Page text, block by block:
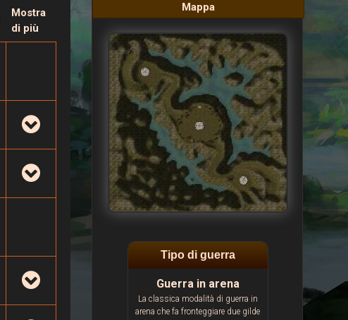
Mostra
di più
Mappa
Tipo di guerra
Guerra in arena
La classica modalità di guerra in
arena che fa fronteggiare due gilde